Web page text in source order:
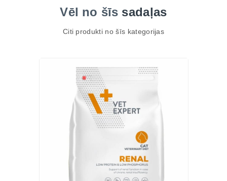
Lietošana atkarīga no diagnozes un veterinārārsta
norādījumiem – bieži to iesaka ilgtermiņā.
onkoloģisku problēmu gadījumā ar Neoplasmoxan
Vebiot papildbarību N60. Pieejams Zoopasaule.lv ar
ērtu piegādi visā Latvijā!
Vēl no šīs sadaļas
Citi produkti no šīs kategorijas